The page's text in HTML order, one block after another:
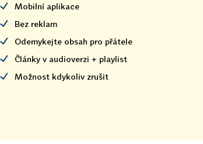
Mobilní aplikace
Bez reklam
Odemykejte obsah pro přátele
Články v audioverzi + playlist
Možnost kdykoliv zrušit